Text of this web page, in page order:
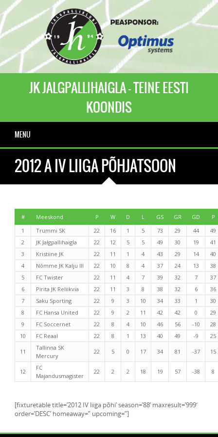
JK JALGPALLIHAIGLA - TEINE EESTI
KOONDIS
MENU
2012 A IV LIIGA PÕHJATSOON
# Meeskond P W D L GS GR GD
P
1
Trummi SK 22 16 1 5 73 29 44
49
2
JK Jalgpallihaigla 22 12 5 5 49 30 19
41
3
Kristiine JK 22 11 1 4 43 29 14
40
4
Nõmme JK Kalju III 22 10 8 4 37 24 13
38
5
FC Twister 22 11 4 7 39 32 7
37
6
Pirita JK Reliikvia 22 11 3 8 38 32 6
36
7
Saku Sporting 22 9 3 10 34 33 1
30
8
FC Hansa United 22 9 2 11 42 42 0
29
9
FC Soccernet 22 8 4 10 46 56 -10
28
10
FC Reaal 22 8 1 13 40 49 -9 25
11
Tallinna SK
Mercury
22 5 0 17 34 81 -37 15
12
FC
Majandusmagister
22 2 2 18 19 57 -38 8
[fixturetable title=’2012 IV liiga põhi’ season=’88’ maxresult=’999′
order=’DESC’ homeaway=” upcoming=”]